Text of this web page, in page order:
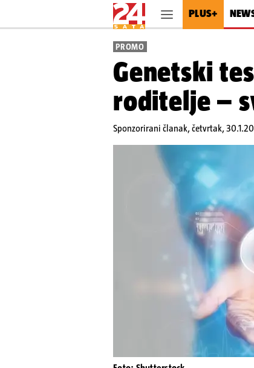
PLUS+
PROMO
Genetski
roditelje –
Sponzorirani članak,četvrtak,